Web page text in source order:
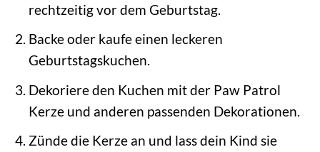
rechtzeitig vor dem Geburtstag.
Backe oder kaufe einen leckeren
Geburtstagskuchen.
Dekoriere den Kuchen mit der Paw Patrol
Kerze und anderen passenden Dekorationen.
Zünde die Kerze an und lass dein Kind sie